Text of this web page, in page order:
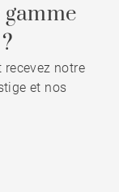
recevez notre
et nos